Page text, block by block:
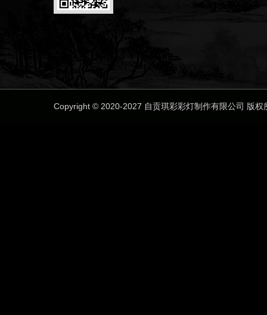
Copyright © 2020-2027 自贡琪彩彩灯制作有限公司 版